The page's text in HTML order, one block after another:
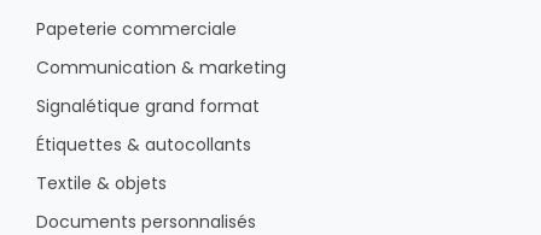
Papeterie commerciale
Communication & marketing
Signalétique grand format
Étiquettes & autocollants
Textile & objets
Documents personnalisés